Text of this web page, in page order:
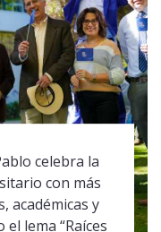
celebra la
con más
académicas y
lema “Raíces